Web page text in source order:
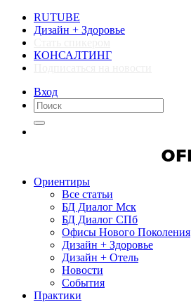
RUTUBE
Дизайн + Здоровье
КОНСАЛТИНГ
Вход
Ориентиры
Все статьи
БД Диалог Мск
БД Диалог СПб
Офисы Нового Поколения
Дизайн + Здоровье
Дизайн + Отель
Новости
События
Практики